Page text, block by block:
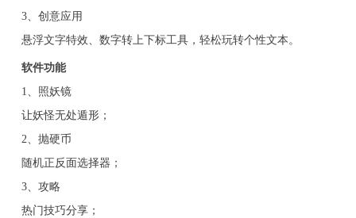
3、创意应用
悬浮文字特效、数字转上下标工具，轻松玩转个性文本。
软件功能
1、照妖镜
让妖怪无处遁形；
2、抛硬币
随机正反面选择器；
3、攻略
热门技巧分享；